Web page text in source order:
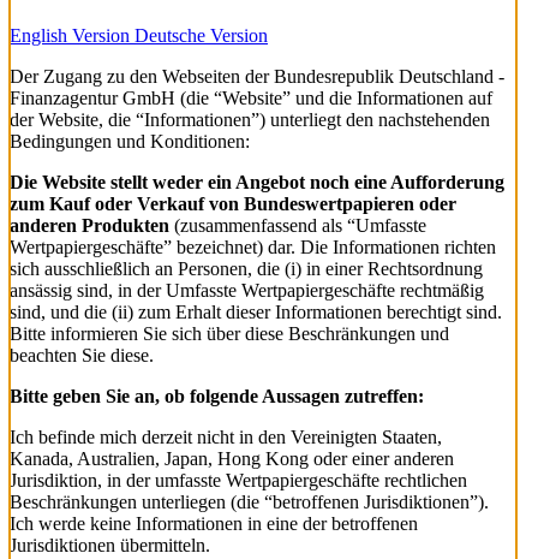
English Version Deutsche Version
Der Zugang zu den Webseiten der Bundesrepublik Deutschland -
Finanzagentur GmbH (die “Website” und die Informationen auf
der Website, die “Informationen”) unterliegt den nachstehenden
Bedingungen und Konditionen:
Die Website stellt weder ein Angebot noch eine Aufforderung
zum Kauf oder Verkauf von Bundeswertpapieren oder
anderen Produkten (zusammenfassend als “Umfasste
Wertpapiergeschäfte” bezeichnet) dar. Die Informationen richten
sich ausschließlich an Personen, die (i) in einer Rechtsordnung
ansässig sind, in der Umfasste Wertpapiergeschäfte rechtmäßig
sind, und die (ii) zum Erhalt dieser Informationen berechtigt sind.
Bitte informieren Sie sich über diese Beschränkungen und
beachten Sie diese.
Bitte geben Sie an, ob folgende Aussagen zutreffen:
Ich befinde mich derzeit nicht in den Vereinigten Staaten,
Kanada, Australien, Japan, Hong Kong oder einer anderen
Jurisdiktion, in der umfasste Wertpapiergeschäfte rechtlichen
Beschränkungen unterliegen (die “betroffenen Jurisdiktionen”).
Ich werde keine Informationen in eine der betroffenen
Jurisdiktionen übermitteln.